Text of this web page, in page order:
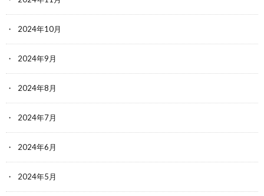
2024年10月
2024年9月
2024年8月
2024年7月
2024年6月
2024年5月